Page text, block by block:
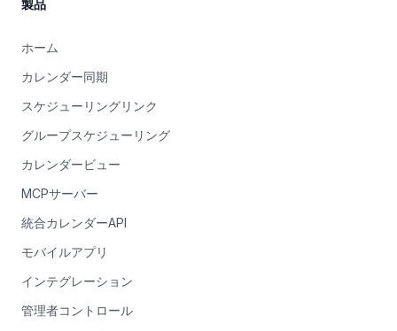
製品
ホーム
カレンダー同期
スケジューリングリンク
グループスケジューリング
カレンダービュー
MCPサーバー
統合カレンダーAPI
モバイルアプリ
インテグレーション
管理者コントロール